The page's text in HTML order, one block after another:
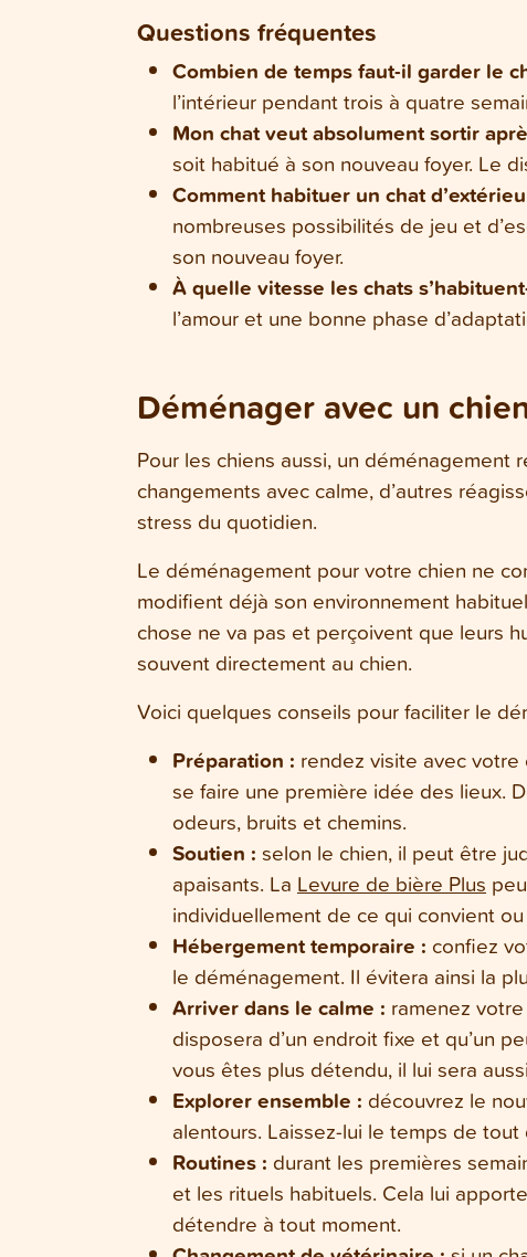
Questions fréquentes
Combien de temps faut-il garder le
l’intérieur pendant trois à quatre
Mon chat veut absolument sortir
soit habitué à son nouveau foyer. Le
Comment habituer un chat
nombreuses possibilités de jeu et
son nouveau foyer.
À quelle vitesse les chats
l’amour et une bonne phase
Déménager avec un
Pour les chiens aussi, un
changements avec calme, d’autres
stress du quotidien.
Le déménagement pour votre chien ne
modifient déjà son environnement
chose ne va pas et perçoivent que leurs
souvent directement au chien.
Voici quelques conseils pour faciliter le
Préparation : rendez visite avec votre
se faire une première idée des lieux.
odeurs, bruits et chemins.
Soutien : selon le chien, il peut être
apaisants. La Levure de bière Plus
individuellement de ce qui convient
Hébergement temporaire : confiez
le déménagement. Il évitera ainsi la
Arriver dans le calme : ramenez
disposera d’un endroit fixe et qu’un
vous êtes plus détendu, il lui sera
Explorer ensemble : découvrez le
alentours. Laissez-lui le temps de
Routines : durant les premières
et les rituels habituels. Cela lui
détendre à tout moment.